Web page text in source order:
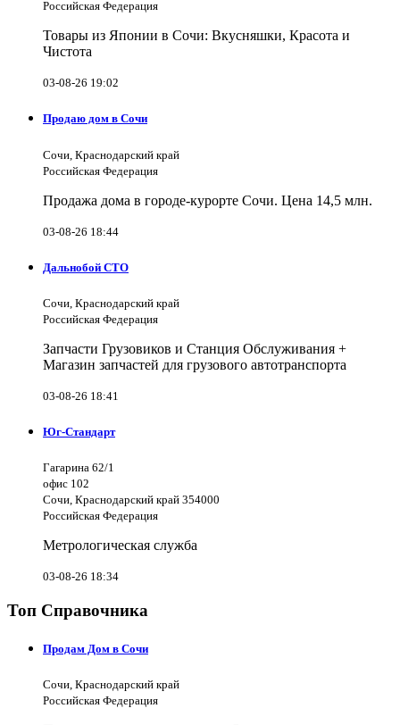
Российская Федерация
Товары из Японии в Сочи: Вкусняшки, Красота и
Чистота
03-08-26 19:02
Продаю дом в Сочи
Сочи, Краснодарский край
Российская Федерация
Продажа дома в городе-курорте Сочи. Цена 14,5 млн.
03-08-26 18:44
Дальнобой СТО
Сочи, Краснодарский край
Российская Федерация
Запчасти Грузовиков и Станция Обслуживания +
Магазин запчастей для грузового автотранспорта
03-08-26 18:41
Юг-Стандарт
Гагарина 62/1
офис 102
Сочи, Краснодарский край 354000
Российская Федерация
Метрологическая служба
03-08-26 18:34
Топ Справочника
Продам Дом в Сочи
Сочи, Краснодарский край
Российская Федерация